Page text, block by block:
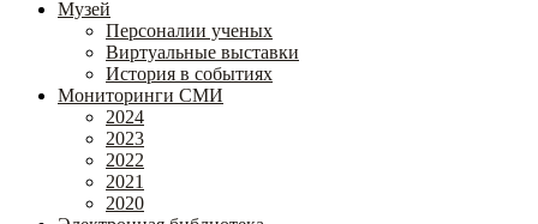
Музей
Персоналии ученых
Виртуальные выставки
История в событиях
Мониторинги СМИ
2024
2023
2022
2021
2020